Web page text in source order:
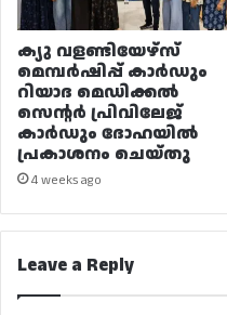
ക്യു വളണ്ടിയേഴ്‌സ്
മെമ്പർഷിപ്പ് കാർഡും
റിയാദ മെഡിക്കൽ
സെന്റർ പ്രിവിലേജ്
കാർഡും ദോഹയിൽ
പ്രകാശനം ചെയ്തു
4 weeks ago
Leave a Reply